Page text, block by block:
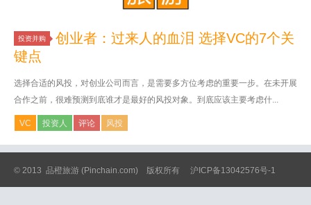
投资并购
创业者：过来人的血泪 选择VC的7个关
键点
选择合适的风投，对创业公司而言，是需要多方位考虑的重要一步。在未开展
合作之前，很难预测到底谁才是最好的风投对象。到底应该主要考虑什...
VC 投资人 评论 风投
© 2013 品橙旅游 (Pinchain.com) 版权所有 沪ICP备13042576号-1